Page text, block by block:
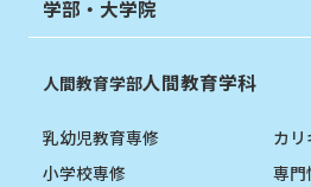
学部・大学院
人間教育学部人間教育学科
乳幼児教育専修
小学校専修
カ
専門